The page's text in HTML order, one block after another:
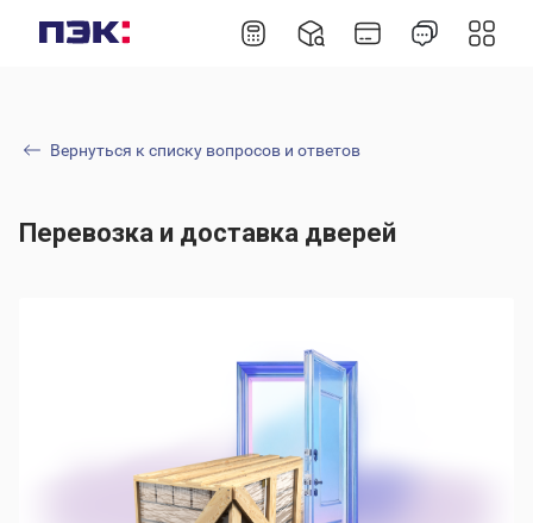
Вернуться к списку вопросов и ответов
Перевозка и доставка дверей